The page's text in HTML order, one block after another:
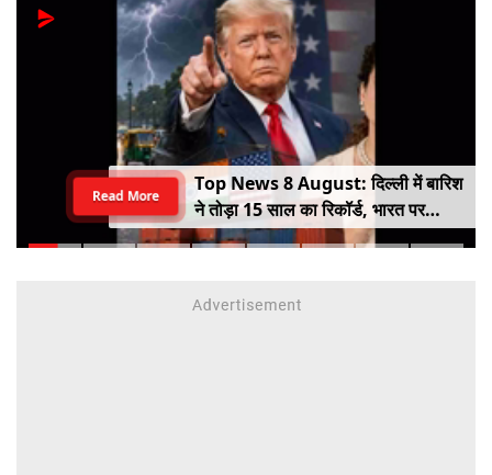
Top News 8 August: दिल्ली में बारिश
ने तोड़ा 15 साल का रिकॉर्ड, भारत पर
100% टैरिफ का खतरा; Gen Z पर कंगना
Read More